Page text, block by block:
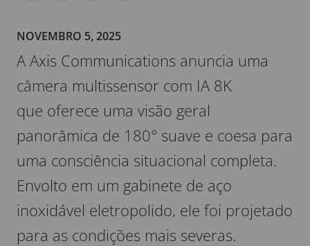
NOVEMBRO 5, 2025
A Axis Communications anuncia uma
câmera multissensor com IA 8K
que oferece uma visão geral
panorâmica de 180° suave e coesa para
uma consciência situacional completa.
Envolto em um gabinete de aço
inoxidável eletropolido, ele foi projetado
para as condições mais severas.